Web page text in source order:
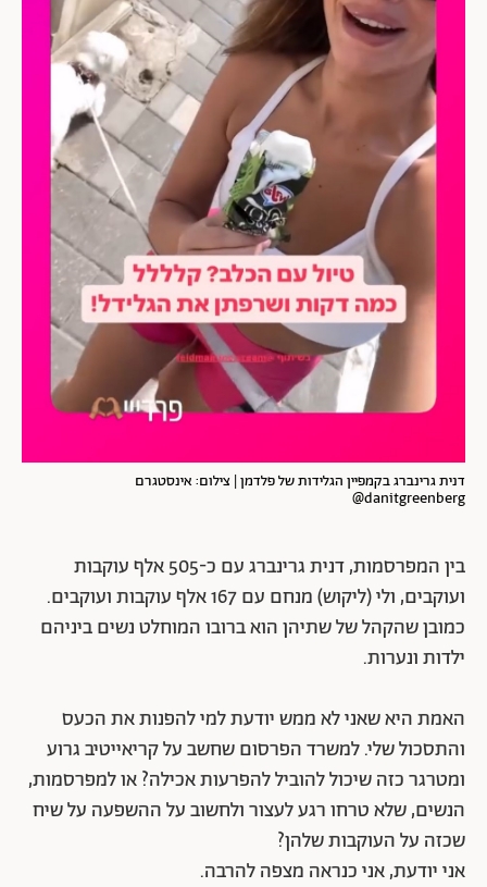
דנית גרינברג בקמפיין הגלידות של פלדמן | צילום: אינסטגרם
danitgreenberg@
בין המפרסמות, דנית גרינברג עם כ-505 אלף עוקבות
ועוקבים, ולי (ליקוש) מנחם עם 167 אלף עוקבות ועוקבים.
כמובן שהקהל של שתיהן הוא ברובו המוחלט נשים ביניהם
ילדות ונערות.
האמת היא שאני לא ממש יודעת למי להפנות את הכעס
והתסכול שלי. למשרד הפרסום שחשב על קריאייטיב גרוע
ומטרגר כזה שיכול להוביל להפרעות אכילה? או למפרסמות,
הנשים, שלא טרחו רגע לעצור ולחשוב על ההשפעה על שיח
שכזה על העוקבות שלהן?
אני יודעת, אני כנראה מצפה להרבה.